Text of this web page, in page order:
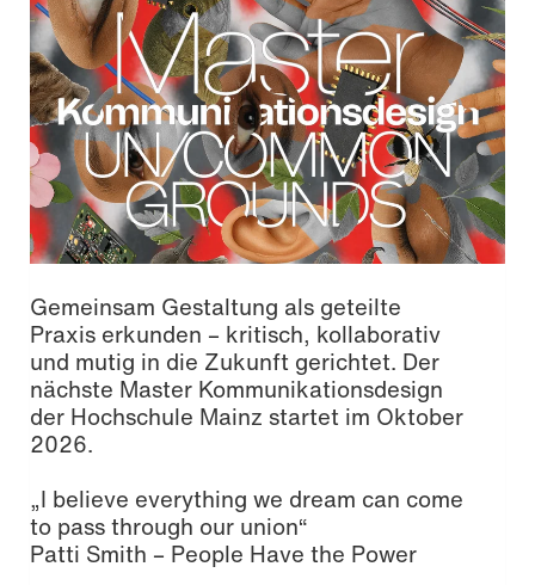
Gemeinsam Gestaltung als geteilte
Praxis erkunden – kritisch, kollaborativ
und mutig in die Zukunft gerichtet. Der
nächste Master Kommunikationsdesign
der Hochschule Mainz startet im Oktober
2026.
„I believe everything we dream can come
to pass through our union“
Patti Smith – People Have the Power